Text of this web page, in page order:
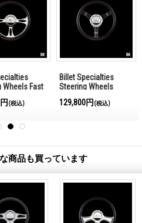
Wheels Fast
(税込)
Billet Specialties
Steering Wheels
129,800円 (税込)
商品も買っています